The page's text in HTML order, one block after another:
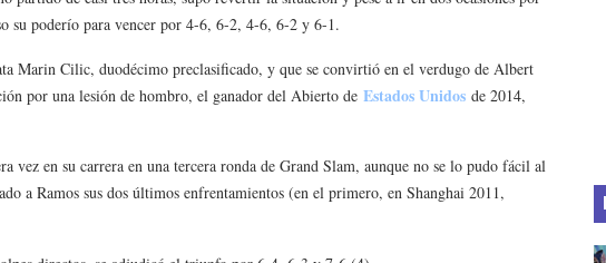
su poderío para vencer por 4-6, 6-2, 4-6, 6-2 y 6-1.
Marin Cilic, duodécimo preclasificado, y que se convirtió en el verdugo de Albert
por una lesión de hombro, el ganador del Abierto de Estados Unidosde 2014,
vez en su carrera en una tercera ronda de Grand Slam, aunque no se lo pudo fácil al
a Ramos sus dos últimos enfrentamientos (en el primero, en Shanghai 2011,